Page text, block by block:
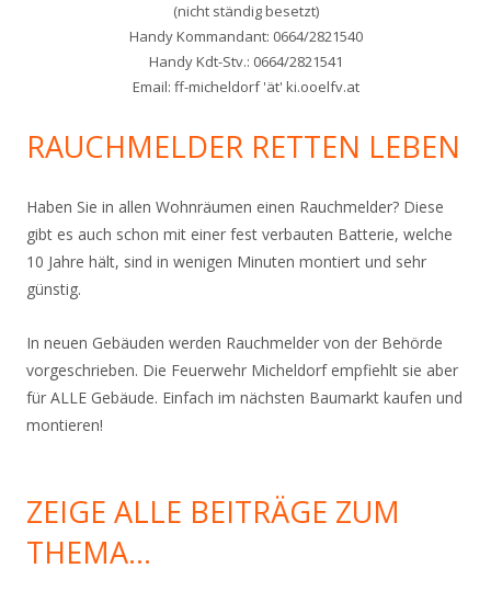
(nicht ständig besetzt)
Handy Kommandant: 0664/2821540
Handy Kdt-Stv.: 0664/2821541
Email: ff-micheldorf 'ät' ki.ooelfv.at
RAUCHMELDER RETTEN LEBEN
Haben Sie in allen Wohnräumen einen Rauchmelder? Diese
gibt es auch schon mit einer fest verbauten Batterie, welche
10 Jahre hält, sind in wenigen Minuten montiert und sehr
günstig.
In neuen Gebäuden werden Rauchmelder von der Behörde
vorgeschrieben. Die Feuerwehr Micheldorf empfiehlt sie aber
für ALLE Gebäude. Einfach im nächsten Baumarkt kaufen und
montieren!
ZEIGE ALLE BEITRÄGE ZUM
THEMA…